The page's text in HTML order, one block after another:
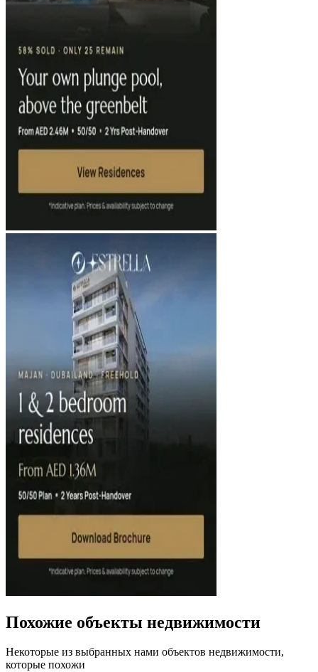
Похожие объекты недвижимости
Некоторые из выбранных нами объектов недвижимости,
которые похожи